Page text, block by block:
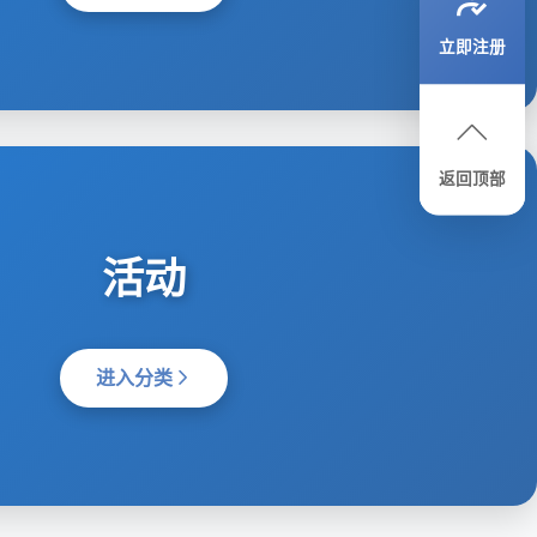
立即注册
返回顶部
活动
进入分类